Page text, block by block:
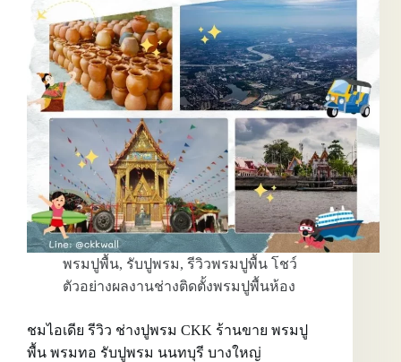
ช่าง
มือ
อาชีพ
ครอบคลุม
สมุทรสาคร
มหาชัย
สมุทรสงคราม
อัมพวา
บริการ
ถึงที่
พรมปูพื้น, รับปูพรม, รีวิวพรมปูพื้น โชว์
ตัวอย่างผลงานช่างติดตั้งพรมปูพื้นห้อง
ชมไอเดีย รีวิว ช่างปูพรม CKK ร้านขาย พรมปู
พื้น พรมทอ รับปูพรม นนทบุรี บางใหญ่